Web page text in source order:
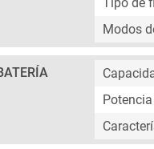
Modos